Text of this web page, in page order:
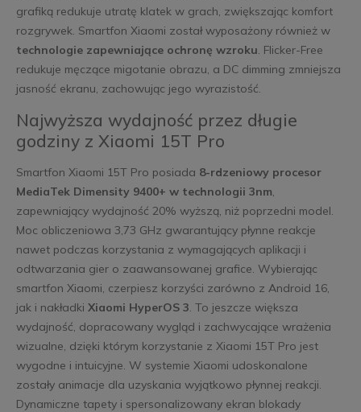
grafiką redukuje utratę klatek w grach, zwiększając komfort
rozgrywek. Smartfon Xiaomi został wyposażony również w
technologie zapewniające ochronę wzroku. Flicker-Free
redukuje męczące migotanie obrazu, a DC dimming zmniejsza
jasność ekranu, zachowując jego wyrazistość.
Najwyższa wydajność przez długie
godziny z Xiaomi 15T Pro
Smartfon Xiaomi 15T Pro posiada 8-rdzeniowy procesor
MediaTek Dimensity 9400+ w technologii 3nm,
zapewniający wydajność 20% wyższą, niż poprzedni model.
Moc obliczeniowa 3,73 GHz gwarantujący płynne reakcje
nawet podczas korzystania z wymagających aplikacji i
odtwarzania gier o zaawansowanej grafice. Wybierając
smartfon Xiaomi, czerpiesz korzyści zarówno z Android 16,
jak i nakładki Xiaomi HyperOS 3. To jeszcze większa
wydajność, dopracowany wygląd i zachwycające wrażenia
wizualne, dzięki którym korzystanie z Xiaomi 15T Pro jest
wygodne i intuicyjne. W systemie Xiaomi udoskonalone
zostały animacje dla uzyskania wyjątkowo płynnej reakcji.
Dynamiczne tapety i spersonalizowany ekran blokady